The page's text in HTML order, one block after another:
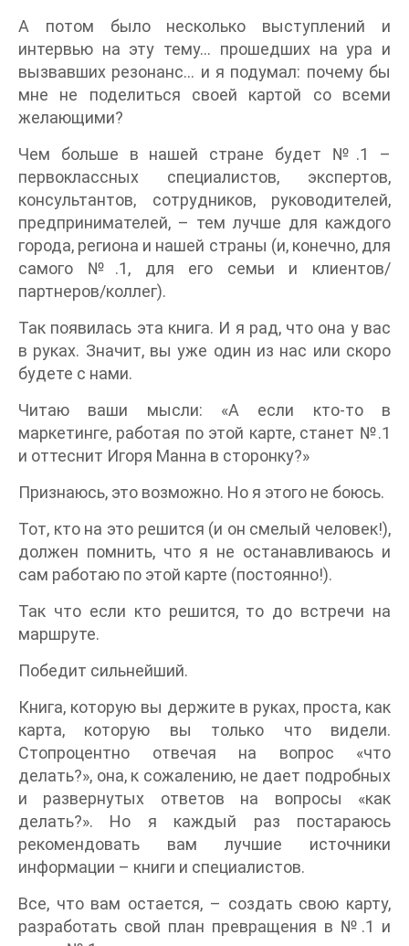
А потом было несколько выступлений и
интервью на эту тему… прошедших на ура и
вызвавших резонанс… и я подумал: почему бы
мне не поделиться своей картой со всеми
желающими?
Чем больше в нашей стране будет №.1 –
первоклассных специалистов, экспертов,
консультантов, сотрудников, руководителей,
предпринимателей, – тем лучше для каждого
города, региона и нашей страны (и, конечно, для
самого №.1, для его семьи и клиентов/
партнеров/коллег).
Так появилась эта книга. И я рад, что она у вас
в руках. Значит, вы уже один из нас или скоро
будете с нами.
Читаю ваши мысли: «А если кто-то в
маркетинге, работая по этой карте, станет №.1
и оттеснит Игоря Манна в сторонку?»
Признаюсь, это возможно. Но я этого не боюсь.
Тот, кто на это решится (и он смелый человек!),
должен помнить, что я не останавливаюсь и
сам работаю по этой карте (постоянно!).
Так что если кто решится, то до встречи на
маршруте.
Победит сильнейший.
Книга, которую вы держите в руках, проста, как
карта, которую вы только что видели.
Стопроцентно отвечая на вопрос «что
делать?», она, к сожалению, не дает подробных
и развернутых ответов на вопросы «как
делать?». Но я каждый раз постараюсь
рекомендовать вам лучшие источники
информации – книги и специалистов.
Все, что вам остается, – создать свою карту,
разработать свой план превращения в №.1 и